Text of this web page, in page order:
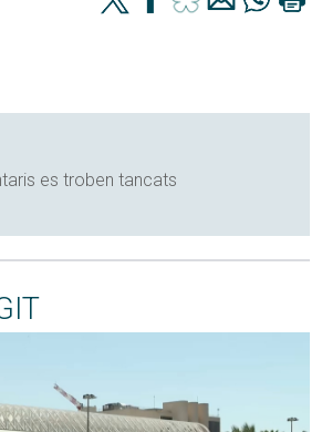
es troben tancats